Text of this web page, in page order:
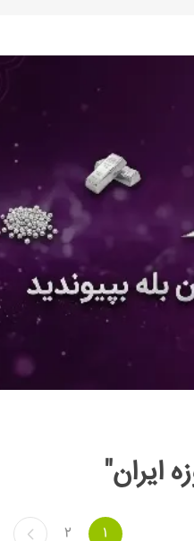
ایران"
1
2